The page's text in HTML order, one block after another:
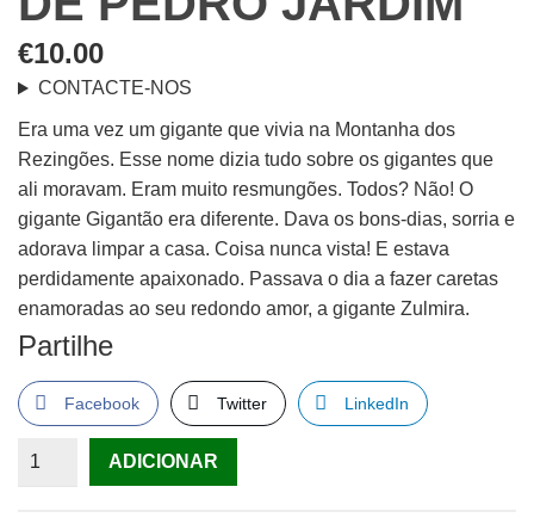
€10.00
CONTACTE-NOS
Era uma vez um gigante que vivia na Montanha dos
Rezingões. Esse nome dizia tudo sobre os gigantes que
ali moravam. Eram muito resmungões. Todos? Não! O
gigante Gigantão era diferente. Dava os bons-dias, sorria e
adorava limpar a casa. Coisa nunca vista! E estava
perdidamente apaixonado. Passava o dia a fazer caretas
enamoradas ao seu redondo amor, a gigante Zulmira.
Partilhe
Facebook Twitter LinkedIn
QuantidadeADICIONAR